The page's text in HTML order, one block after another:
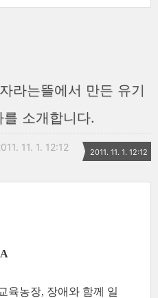
라는뜰에서 만든 유기
소개합니다.
11. 1. 12:12 2011. 11. 1. 12:12
육농장, 장애와 함께 일